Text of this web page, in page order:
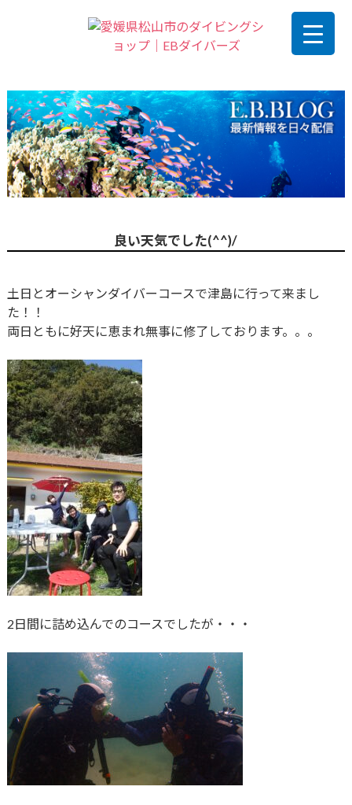
良い天気でした(^^)/
土日とオーシャンダイバーコースで津島に行って来まし
た！！
両日ともに好天に恵まれ無事に修了しております。。。
2日間に詰め込んでのコースでしたが・・・